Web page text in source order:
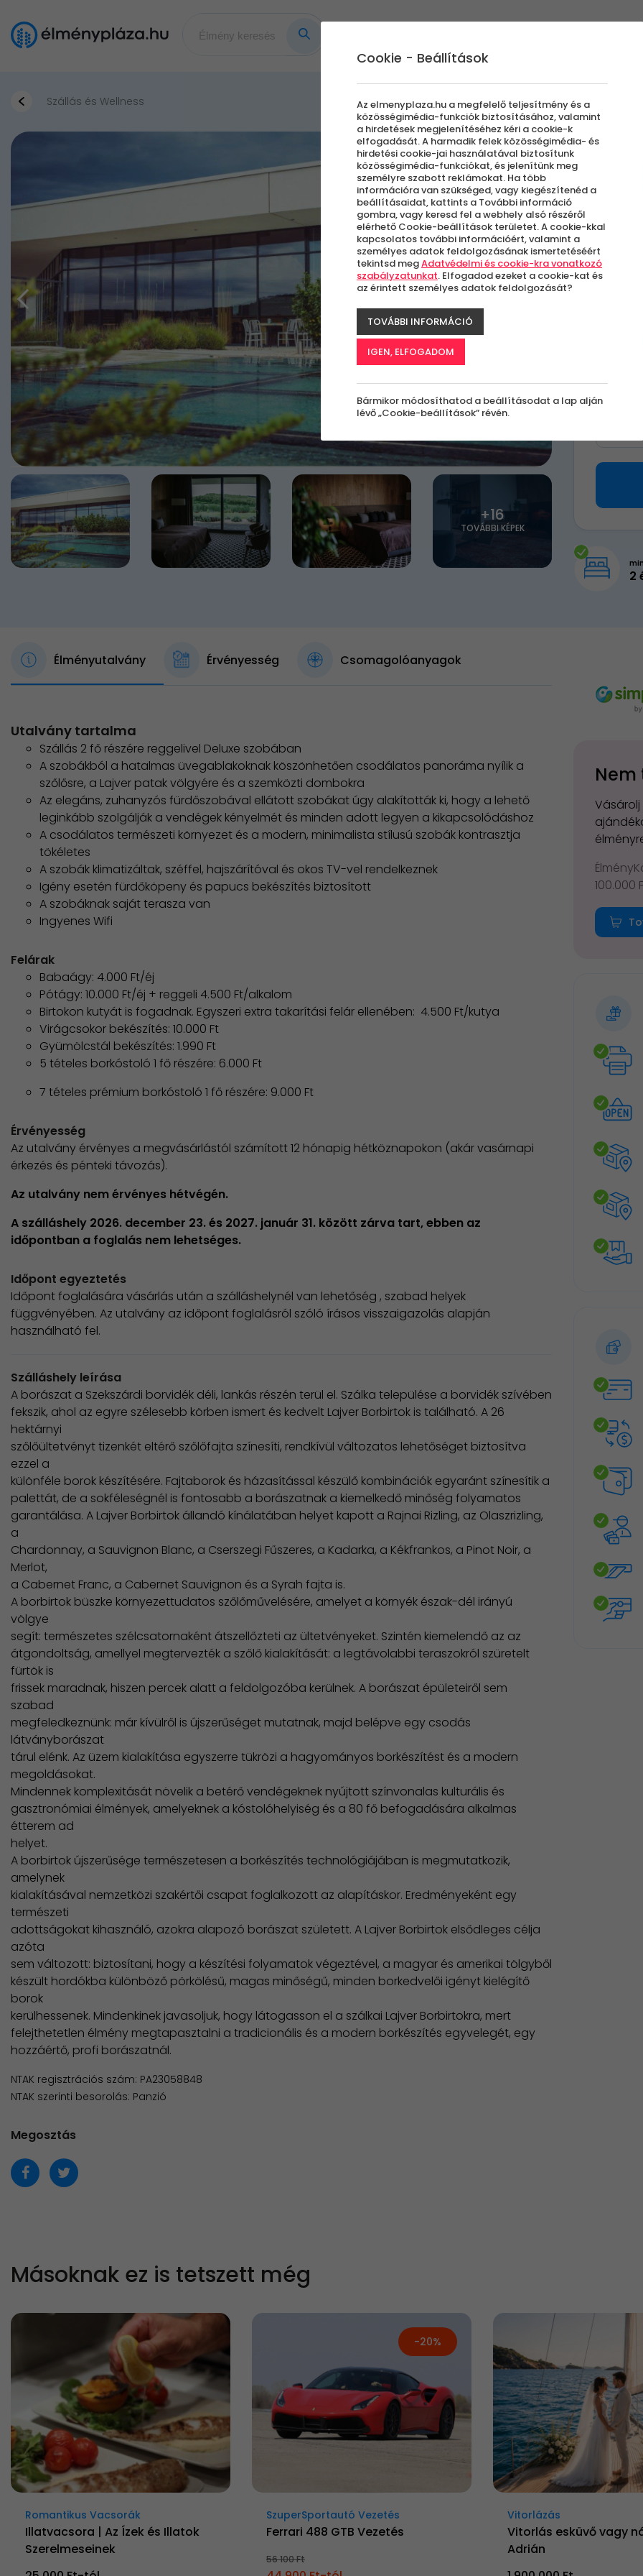
Szállás és Wellness
+16
TOVÁBBI KÉPEK
Lajver
98
2
Élményutalvány Érvényesség Csomagolóanyagok
Utalvány tartalma
Szállás 2 fő részére reggelivel Deluxe szobában
A szobákból a hatalmas üvegablakoknak köszönhetően csodálatos panoráma nyílik a
szőlősre, a Lajver patak völgyére és a szemközti dombokra
Az elegáns, zuhanyzós fürdőszobával ellátott szobákat úgy alakították ki, hogy a lehető
leginkább szolgálják a vendégek kényelmét és minden adott legyen a kikapcsolódáshoz
A csodálatos természeti környezet és a modern, minimalista stílusú szobák kontrasztja
tökéletes
A szobák klimatizáltak, széffel, hajszárítóval és okos TV-vel rendelkeznek
Igény esetén fürdőköpeny és papucs bekészítés biztosított
A szobáknak saját terasza van
Ingyenes Wifi
Felárak
Babaágy: 4.000 Ft/éj
Pótágy: 10.000 Ft/éj + reggeli 4.500 Ft/alkalom
Birtokon kutyát is fogadnak. Egyszeri extra takarítási felár ellenében: 4.500 Ft/kutya
Virágcsokor bekészítés: 10.000 Ft
Gyümölcstál bekészítés: 1.990 Ft
5 tételes borkóstoló 1 fő részére: 6.000 Ft
7 tételes prémium borkóstoló 1 fő részére: 9.000 Ft
Érvényesség
Az utalvány érvényes a megvásárlástól számított 12 hónapig hétköznapokon (akár vasárnapi
érkezés és pénteki távozás).
Az utalvány nem érvényes hétvégén.
A szálláshely 2026. december 23. és 2027. január 31. között zárva tart, ebben az
időpontban a foglalás nem lehetséges.
Időpont egyeztetés
Időpont foglalására vásárlás után a szálláshelynél van lehetőség , szabad helyek
függvényében. Az utalvány az időpont foglalásról szóló írásos visszaigazolás alapján
használható fel.
Szálláshely leírása
A borászat a Szekszárdi borvidék déli, lankás részén terül el. Szálka települése a borvidék szívében
fekszik, ahol az egyre szélesebb körben ismert és kedvelt Lajver Borbirtok is található. A 26
hektárnyi
szőlőültetvényt tizenkét eltérő szőlőfajta színesíti, rendkívül változatos lehetőséget biztosítva
ezzel a
különféle borok készítésére. Fajtaborok és házasítással készülő kombinációk egyaránt színesítik a
palettát, de a sokféleségnél is fontosabb a borászatnak a kiemelkedő minőség folyamatos
garantálása. A Lajver Borbirtok állandó kínálatában helyet kapott a Rajnai Rizling, az Olaszrizling,
a
Chardonnay, a Sauvignon Blanc, a Cserszegi Fűszeres, a Kadarka, a Kékfrankos, a Pinot Noir, a
Merlot,
a Cabernet Franc, a Cabernet Sauvignon és a Syrah fajta is.
A borbirtok büszke környezettudatos szőlőművelésére, amelyet a környék észak-dél irányú
völgye
segít: természetes szélcsatornaként átszellőzteti az ültetvényeket. Szintén kiemelendő az az
átgondoltság, amellyel megtervezték a szőlő kialakítását: a legtávolabbi teraszokról szüretelt
fürtök is
frissek maradnak, hiszen percek alatt a feldolgozóba kerülnek. A borászat épületeiről sem
szabad
megfeledkeznünk: már kívülről is újszerűséget mutatnak, majd belépve egy csodás
látványborászat
tárul elénk. Az üzem kialakítása egyszerre tükrözi a hagyományos borkészítést és a modern
megoldásokat.
Mindennek komplexitását növelik a betérő vendégeknek nyújtott színvonalas kulturális és
gasztronómiai élmények, amelyeknek a kóstolóhelyiség és a 80 fő befogadására alkalmas
étterem ad
helyet.
A borbirtok újszerűsége természetesen a borkészítés technológiájában is megmutatkozik,
amelynek
kialakításával nemzetközi szakértői csapat foglalkozott az alapításkor. Eredményeként egy
természeti
adottságokat kihasználó, azokra alapozó borászat született. A Lajver Borbirtok elsődleges célja
azóta
sem változott: biztosítani, hogy a készítési folyamatok végeztével, a magyar és amerikai tölgyből
készült hordókba különböző pörkölésű, magas minőségű, minden borkedvelői igényt kielégítő
borok
kerülhessenek. Mindenkinek javasoljuk, hogy látogasson el a szálkai Lajver Borbirtokra, mert
felejthetetlen élmény megtapasztalni a tradicionális és a modern borkészítés egyvelegét, egy
hozzáértő, profi borászatnál.
NTAK regisztrációs szám: PA23058848
NTAK szerinti besorolás: Panzió
Megosztás
Nem
100.000
Másoknak ez is tetszett még
Romantikus Vacsorák
Illatvacsora | Az Ízek és Illatok
Szerelmeseinek
-20%
SzuperSportautó Vezetés
Ferrari 488 GTB Vezetés
56 100 Ft
Vitorlázás
Vitorlás esküvő vagy
Adrián
Cookie - Beállítások
Az elmenyplaza.hu a megfelelő teljesítmény és a
közösségimédia-funkciók biztosításához, valamint
a hirdetések megjelenítéséhez kéri a cookie-k
elfogadását. A harmadik felek közösségimédia- és
hirdetési cookie-jai használatával biztosítunk
közösségimédia-funkciókat, és jelenítünk meg
személyre szabott reklámokat. Ha több
információra van szükséged, vagy kiegészítenéd a
beállításaidat, kattints a További információ
gombra, vagy keresd fel a webhely alsó részéről
elérhető Cookie-beállítások területet. A cookie-kkal
kapcsolatos további információért, valamint a
személyes adatok feldolgozásának ismertetéséért
tekintsd megAdatvédelmi és cookie-kra vonatkozó
szabályzatunkat. Elfogadod ezeket a cookie-kat és
az érintett személyes adatok feldolgozását?
TOVÁBBI INFORMÁCIÓ
IGEN, ELFOGADOM
Bármikor módosíthatod a beállításodat a lap alján
lévő „Cookie-beállítások” révén.